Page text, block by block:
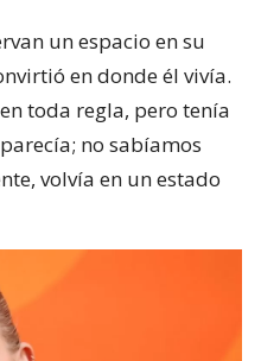
un espacio en su
en donde él vivía.
toda regla, pero tenía
no sabíamos
volvía en un estado